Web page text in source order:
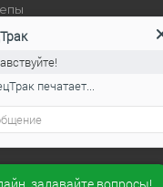
техника
печатает...